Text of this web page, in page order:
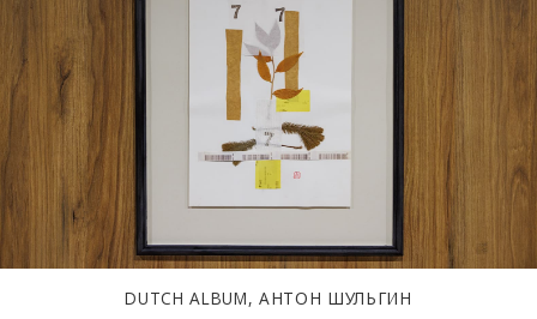
DUTCH ALBUM, АНТОН ШУЛЬГИН